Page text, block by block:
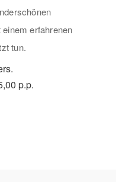
erfahrenen
tun.
p.p.